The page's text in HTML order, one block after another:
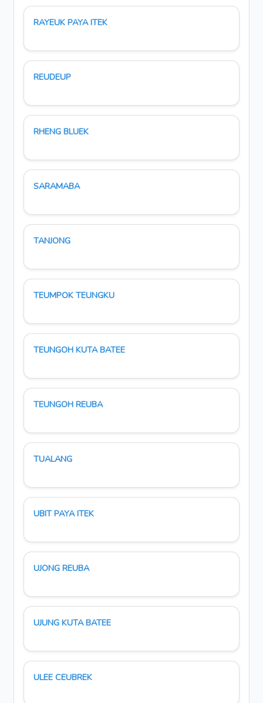
RAYEUK PAYA ITEK
REUDEUP
RHENG BLUEK
SARAMABA
TANJONG
TEUMPOK TEUNGKU
TEUNGOH KUTA BATEE
TEUNGOH REUBA
TUALANG
UBIT PAYA ITEK
UJONG REUBA
UJUNG KUTA BATEE
ULEE CEUBREK